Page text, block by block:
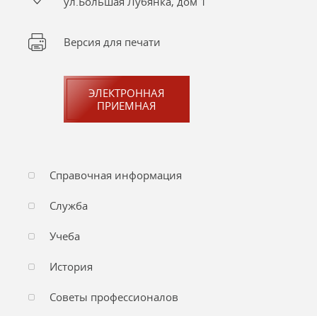
Версия для печати
ЭЛЕКТРОННАЯ
ПРИЕМНАЯ
Справочная информация
Служба
Учеба
История
Советы профессионалов